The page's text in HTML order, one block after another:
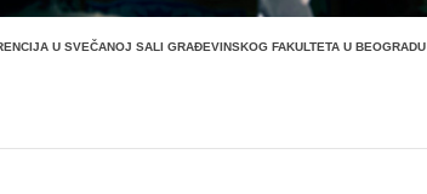
U SVEČANOJ SALI GRAĐEVINSKOG FAKULTETA U BEOGRADU